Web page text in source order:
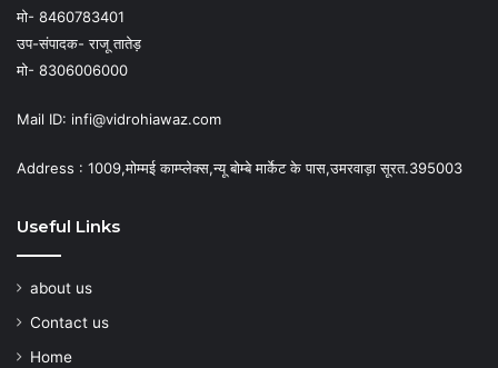
मो- 8460783401
उप-संपादक- राजू तातेड़
मो- 8306006000
Mail ID: infi@vidrohiawaz.com
Address : 1009,मोम्मई काम्प्लेक्स,न्यू बोम्बे मार्केट के पास,उमरवाड़ा सूरत.395003
Useful Links
about us
Contact us
Home